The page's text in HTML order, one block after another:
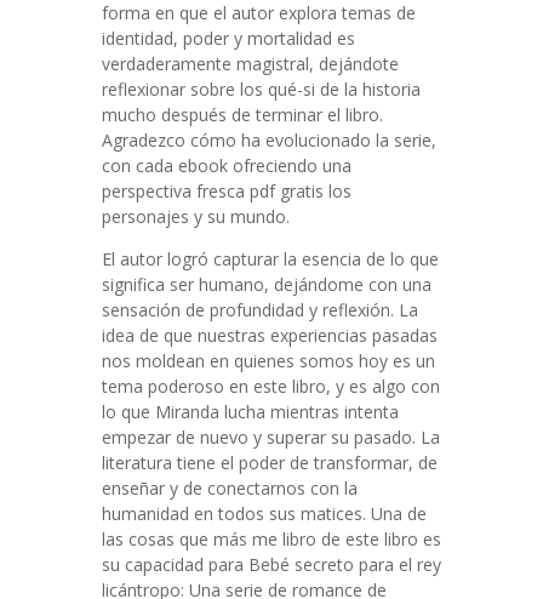
forma en que el autor explora temas de
identidad, poder y mortalidad es
verdaderamente magistral, dejándote
reflexionar sobre los qué-si de la historia
mucho después de terminar el libro.
Agradezco cómo ha evolucionado la serie,
con cada ebook ofreciendo una
perspectiva fresca pdf gratis los
personajes y su mundo.
El autor logró capturar la esencia de lo que
significa ser humano, dejándome con una
sensación de profundidad y reflexión. La
idea de que nuestras experiencias pasadas
nos moldean en quienes somos hoy es un
tema poderoso en este libro, y es algo con
lo que Miranda lucha mientras intenta
empezar de nuevo y superar su pasado. La
literatura tiene el poder de transformar, de
enseñar y de conectarnos con la
humanidad en todos sus matices. Una de
las cosas que más me libro de este libro es
su capacidad para Bebé secreto para el rey
licántropo: Una serie de romance de